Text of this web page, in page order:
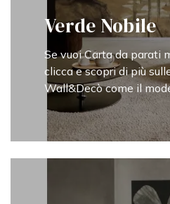
Verde Nobile
Se vuoi Carta da parati
clicca e scopri di più
Wall&Decò come il